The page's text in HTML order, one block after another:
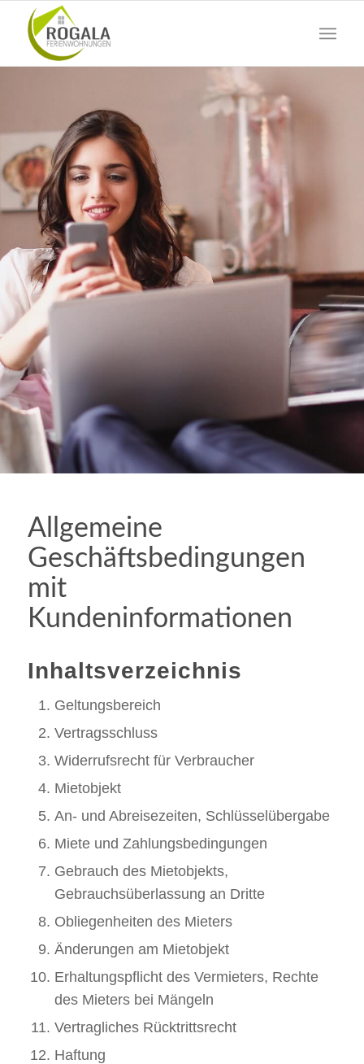
Allgemeine
Geschäftsbedingungen
mit
Kundeninformationen
Inhaltsverzeichnis
Geltungsbereich
Vertragsschluss
Widerrufsrecht für Verbraucher
Mietobjekt
An- und Abreisezeiten, Schlüsselübergabe
Miete und Zahlungsbedingungen
Gebrauch des Mietobjekts,
Gebrauchsüberlassung an Dritte
Obliegenheiten des Mieters
Änderungen am Mietobjekt
Erhaltungspflicht des Vermieters, Rechte
des Mieters bei Mängeln
Vertragliches Rücktrittsrecht
Haftung